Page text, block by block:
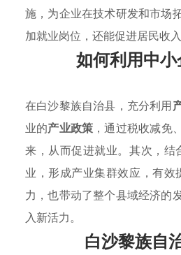
施，为企业在技术研发和市场
加就业岗位，还能促进居民收
如何利用中
在白沙黎族自治县，充分利用
业的产业政策 ，通过税收减免
来，从而促进就业。其次，
业，形成产业集群效应，有
力，也带动了整个县域经济的
入新活力。
白沙黎族自